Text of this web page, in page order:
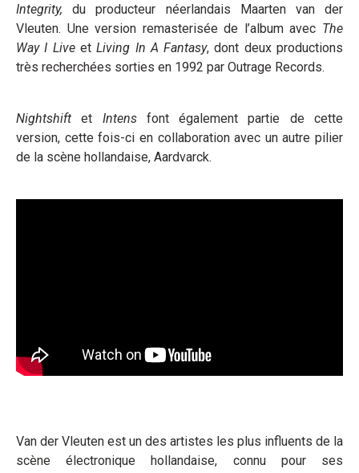
Integrity, du producteur néerlandais Maarten van der
Vleuten. Une version remasterisée de l’album avec The
Way I Live etLiving In A Fantasy, dont deux productions
très recherchées sorties en 1992 par Outrage Records.
Nightshiftet Intensfont également partie de cette
version, cette fois-ci en collaboration avec un autre pilier
de la scène hollandaise, Aardvarck.
Van der Vleuten est un des artistes les plus influents de la
scène électronique hollandaise, connu pour ses